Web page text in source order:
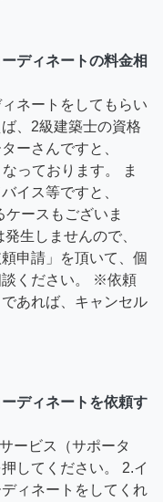
ディネートの料金相
ネートをしてもらい
、2級建築士の資格
ーさんですと、
っております。 ま
イス等ですと、
ースもございま
生しませんので、
申請」を頂いて、個
談ください。 ※依頼
あれば、キャンセル
ディネートを依頼す
ービス（サポータ
してください。 2.イ
ィネートをしてくれ